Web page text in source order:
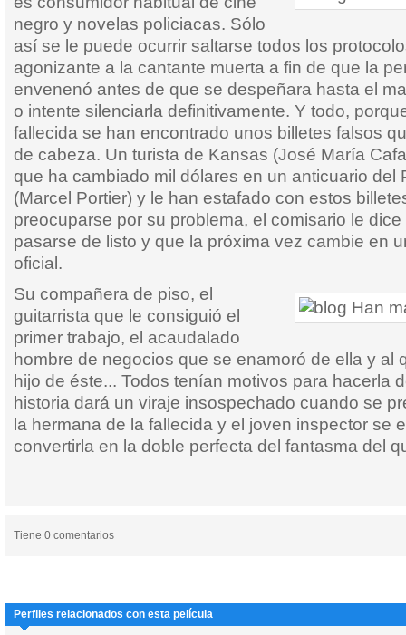
negro y novelas policiacas. Sólo
así se le puede ocurrir saltarse todos los
agonizante a la cantante muerta a fin de que la
envenenó antes de que se despeñara hasta el
o intente silenciarla definitivamente. Y todo,
fallecida se han encontrado unos billetes falsos
de cabeza. Un turista de Kansas (José María
que ha cambiado mil dólares en un anticuario del
(Marcel Portier) y le han estafado con estos
preocuparse por su problema, el comisario le
pasarse de listo y que la próxima vez cambie en
oficial.
Su compañera de piso, el
guitarrista que le consiguió el
primer trabajo, el acaudalado
hombre de negocios que se enamoró de ella y al
hijo de éste... Todos tenían motivos para hacerla
historia dará un viraje insospechado cuando se
la hermana de la fallecida y el joven inspector se
convertirla en la doble perfecta del fantasma del
Tiene 0 comentarios
Perfiles relacionados con esta película